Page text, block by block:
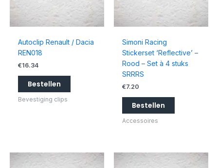
Autoclip Renault / Dacia
REN018
€16.34
Bestellen
Bevestiging clips
Simoni Racing
Stickerset ‘Reflective’ –
Rood – Set à 4 stuks
SRRRS
€7.20
Bestellen
Accessoires